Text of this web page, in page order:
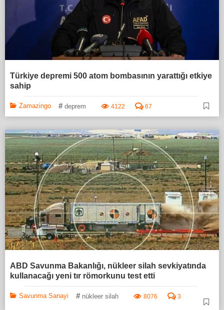
Türkiye depremi 500 atom bombasının yarattığı etkiye
sahip
Zamazingo # deprem 4122 67
ABD Savunma Bakanlığı, nükleer silah sevkiyatında
kullanacağı yeni tır römorkunu test etti
Savunma Sanayi # nükleer silah 8076 3